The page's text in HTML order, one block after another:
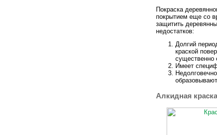
Покраска
покрытием еще со
защитить
недостатков:
Долгий
краской
существенно
Имеет
Алкидная краска